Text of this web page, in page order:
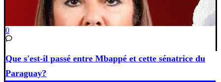
0
Que s'est-il passé entre Mbappé et cette sénatrice du
Paraguay?